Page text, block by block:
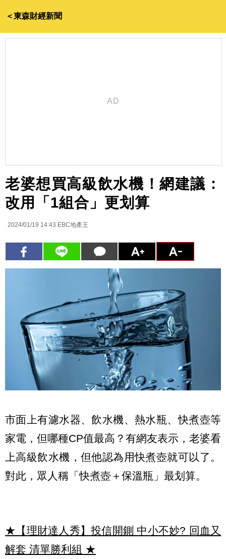
＜東森財經新聞
老婆想買高級飲水機！網建議：
改用「1組合」更划算
2024/01/19 14:43 EBC地產王
市面上有濾水器、飲水機、熱水瓶、快煮壺等
家電，但哪種CP值最高？有網友表示，老婆看
上高級飲水機，但他認為用快煮壺就可以了。
對此，眾人稱「快煮壺＋保溫瓶」最划算。
★【理財達人秀】投信開鍘 中小不妙? 回血又
解套 清單勝利組 ★